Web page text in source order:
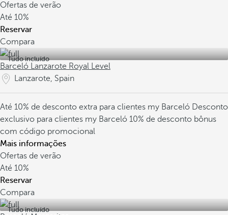
Ofertas de verão
Até 10%
Reservar
Compara
Tudo incluído
Barceló Lanzarote Royal Level
Lanzarote, Spain
Até 10% de desconto extra para clientes my Barceló Desconto
exclusivo para clientes my Barceló 10% de desconto bônus
com código promocional
Mais informações
Ofertas de verão
Até 10%
Reservar
Compara
Tudo incluído